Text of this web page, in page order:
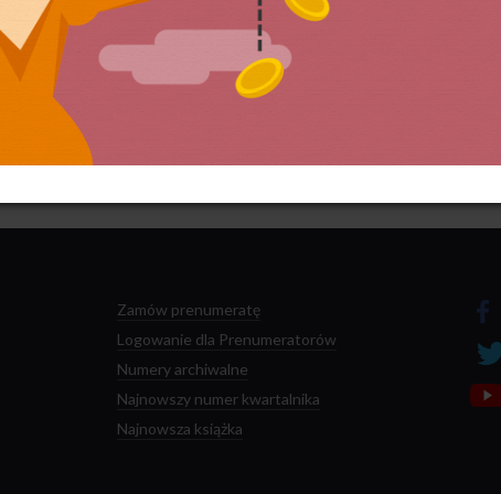
są dane Twoich komentarzy.
Zamów prenumeratę
Logowanie dla Prenumeratorów
Numery archiwalne
Najnowszy numer kwartalnika
Najnowsza książka